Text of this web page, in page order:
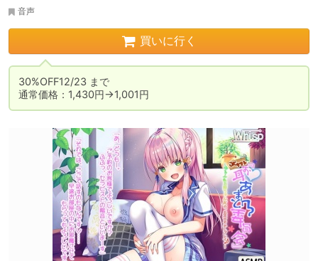
音声
買いに行く
30%OFF12/23 まで
通常価格：1,430円→1,001円